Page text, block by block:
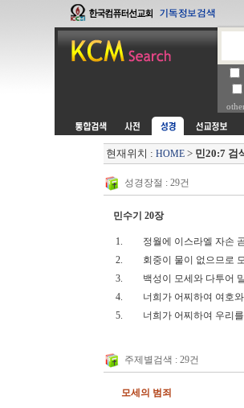
현재위치 : HOME > 민20:7 검
성경장절 : 29건
민수기 20장
1.
정월에 이스라엘 자손
2.
회중이 물이 없으므로
3.
백성이 모세와 다투어
4.
너희가 어찌하여 여호
5.
너희가 어찌하여 우리
주제별검색 : 29건
모세의 범죄